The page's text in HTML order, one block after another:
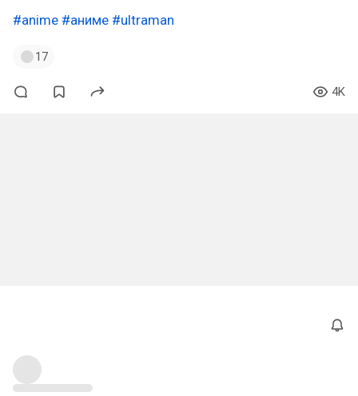
#anime #аниме #ultraman
17
4K